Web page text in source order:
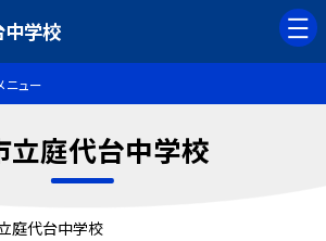
中学校
ュー
立庭代台中学校
庭代台中学校